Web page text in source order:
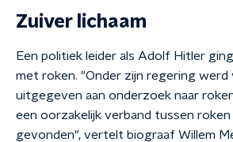
Zuiver lichaam
Een politiek leider als Adolf Hitler
met roken. "Onder zijn regering werd
uitgegeven aan onderzoek naar
een oorzakelijk verband tussen
gevonden", vertelt biograaf Willem